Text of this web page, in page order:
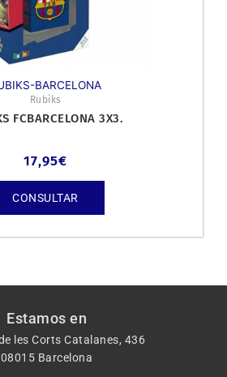
BARCELONA
Rubiks
FCBARCELONA 3X3.
17,95€
CONSULTAR
Estamos en
les Corts Catalanes, 436
08015 Barcelona